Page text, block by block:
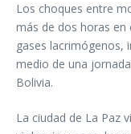
Los choques entre
más de dos horas en
gases lacrimógenos,
medio de una
Bolivia.
La ciudad de La Paz